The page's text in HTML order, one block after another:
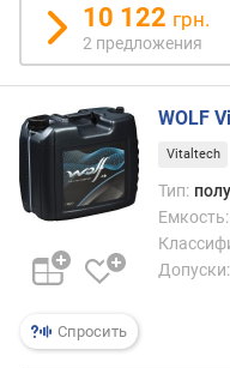
л
н
я
п
о
о
л
ч
е
10 122 грн.
2 предложения
Спросить
WOLF
Vitaltech
Тип:
Емкость:
Допуски: